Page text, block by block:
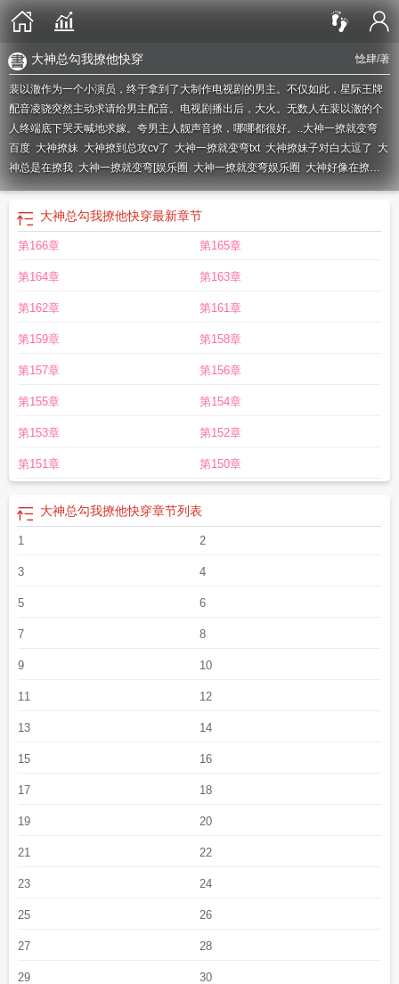
惗肆/著
大神总勾我撩他快穿
裴以澈作为一个小演员，终于拿到了大制作电视剧的男主。不仅如此，星际王牌
配音凌骁突然主动求请给男主配音。电视剧播出后，大火。无数人在裴以澈的个
人终端底下哭天喊地求嫁。夸男主人靓声音撩，哪哪都很好。..大神一撩就变弯
百度 大神撩妹 大神撩到总攻cv了 大神一撩就变弯txt 大神撩妹子对白太逗了 大
神总是在撩我 大神一撩就变弯[娱乐圈 大神一撩就变弯娱乐圈 大神好像在撩
我大神总勾我撩他快穿呀大神总是在撩我
大神总勾我撩他快穿最新章节
第166章 第165章
第164章 第163章
第162章 第161章
第159章 第158章
第157章 第156章
第155章 第154章
第153章 第152章
第151章 第150章
大神总勾我撩他快穿章节列表
1 2
3 4
5 6
7 8
9 10
11 12
13 14
15 16
17 18
19 20
21 22
23 24
25 26
27 28
29 30